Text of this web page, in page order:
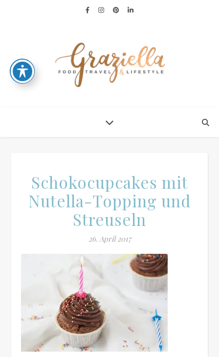
Schokocupcakes mit
Nutella-Topping und
Streuseln
26. April 2017